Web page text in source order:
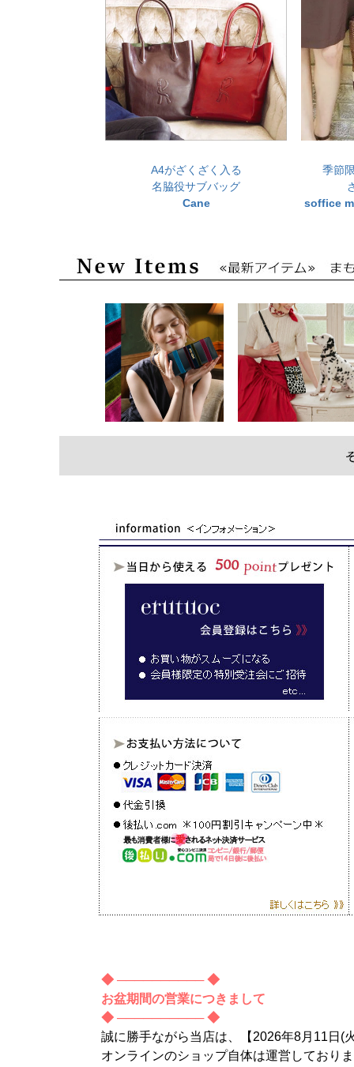
A4がざくざく入る
名脇役サブバッグ
Cane
季節
soffice
◆ ────────── ◆
お盆期間の営業につきまして
◆ ────────── ◆
誠に勝手ながら当店は、【2026年8月11日(
オンラインのショップ自体は運営しており